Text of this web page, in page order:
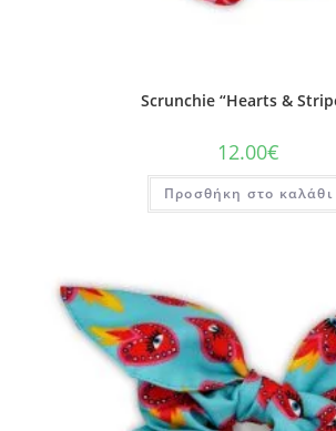
Scrunchie “Hearts &
12.00€
Προσθήκη στο καλάθι